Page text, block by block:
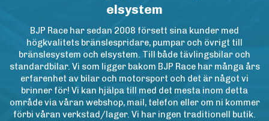
elsystem
BJP Race har sedan 2008 försett sina kunder med
högkvalitets bränslespridare, pumpar och övrigt till
bränslesystem och elsystem. Till både tävlingsbilar och
standardbilar. Vi som ligger bakom BJP Race har många års
erfarenhet av bilar och motorsport och det är något vi
brinner för! Vi kan hjälpa till med det mesta inom detta
område via våran webshop, mail, telefon eller om ni kommer
förbi våran verkstad/lager. Vi har ingen traditionell butik.